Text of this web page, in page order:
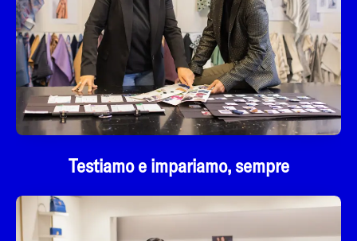
Testiamo e impariamo, sempre